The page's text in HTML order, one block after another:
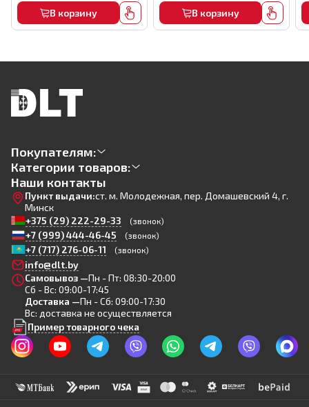
В корзину В корзину
Покупателям:
Категории товаров:
Наши контакты
Пункт выдачи:ст. м. Молодежная, пер. Домашевский 4, г.
Минск
+375 (29) 222-29-33
(звонок)
+7 (999) 444-46-45 (звонок)
+7 (717) 276-06-11 (звонок)
info@dlt.by
Самовывоз —Пн - Пт: 08:30-20:00
Сб - Вс: 09:00-17:45
Доставка —Пн - Сб: 09:00-17:30
Вс: доставка не осуществляется
Пример товарного чека